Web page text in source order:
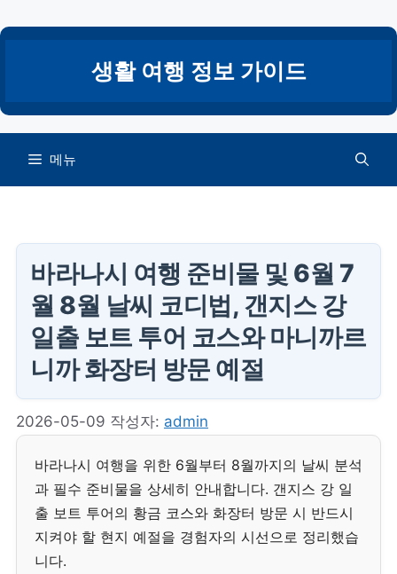
텐
건
너
생활 여행 정보 가이드
메뉴
바라나시 여행 준비물 및 6월 7
월 8월 날씨 코디법, 갠지스 강
일출 보트 투어 코스와 마니까르
니까 화장터 방문 예절
2026-05-09 작성자: admin
바라나시 여행을 위한 6월부터 8월까지의 날씨 분석
과 필수 준비물을 상세히 안내합니다. 갠지스 강 일
출 보트 투어의 황금 코스와 화장터 방문 시 반드시
지켜야 할 현지 예절을 경험자의 시선으로 정리했습
니다.